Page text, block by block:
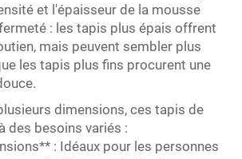
et l'épaisseur de la mousse
: les tapis plus épais offrent
mais peuvent sembler plus
les tapis plus fins procurent une
dimensions, ces tapis de
des besoins variés :
: Idéaux pour les personnes